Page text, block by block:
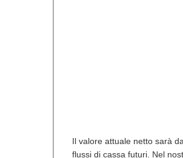
Il valore attuale netto sarà
flussi di cassa futuri. Nel